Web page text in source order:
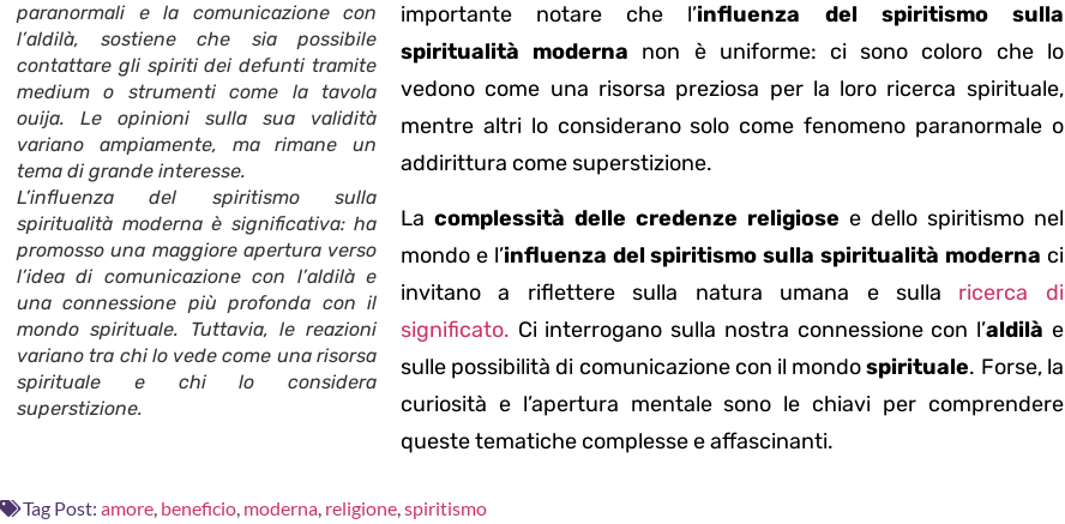
paranormali e la comunicazione con
l’aldilà, sostiene che sia possibile
contattare gli spiriti dei defunti tramite
medium o strumenti come la tavola
ouija. Le opinioni sulla sua validità
variano ampiamente, ma rimane un
tema di grande interesse.
L’influenza del spiritismo sulla
spiritualità moderna è significativa: ha
promosso una maggiore apertura verso
l’idea di comunicazione con l’aldilà e
una connessione più profonda con il
mondo spirituale. Tuttavia, le reazioni
variano tra chi lo vede come una risorsa
spirituale e chi lo considera
superstizione.
importante notare che l’influenza del spiritismo sulla
spiritualità moderna non è uniforme: ci sono coloro che lo
vedono come una risorsa preziosa per la loro ricerca spirituale,
mentre altri lo considerano solo come fenomeno paranormale o
addirittura come superstizione.
La complessità delle credenze religiose e dello spiritismo nel
mondo e l’influenza del spiritismo sulla spiritualità moderna ci
invitano a riflettere sulla natura umana e sulla ricerca di
significato. Ci interrogano sulla nostra connessione con l’aldilà e
sulle possibilità di comunicazione con il mondospirituale. Forse, la
curiosità e l’apertura mentale sono le chiavi per comprendere
queste tematiche complesse e affascinanti.
Tag Post: amore, beneficio, moderna, religione,spiritismo